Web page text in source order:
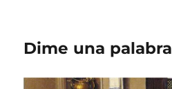
Dime una palabra